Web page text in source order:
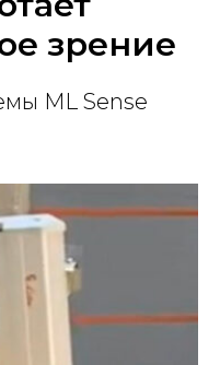
зрение
ML Sense